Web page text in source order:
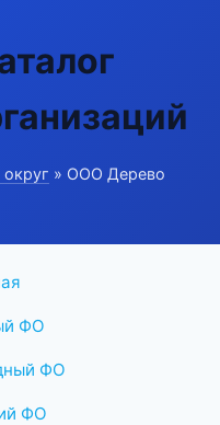
» ООО Дерево
ФО
ФО
ФО